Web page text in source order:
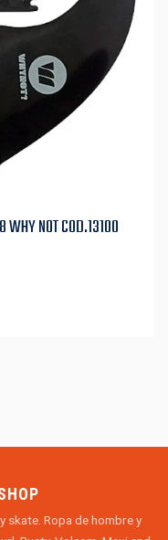
WHY NOT COD.13100
skate. Ropa de hombre y